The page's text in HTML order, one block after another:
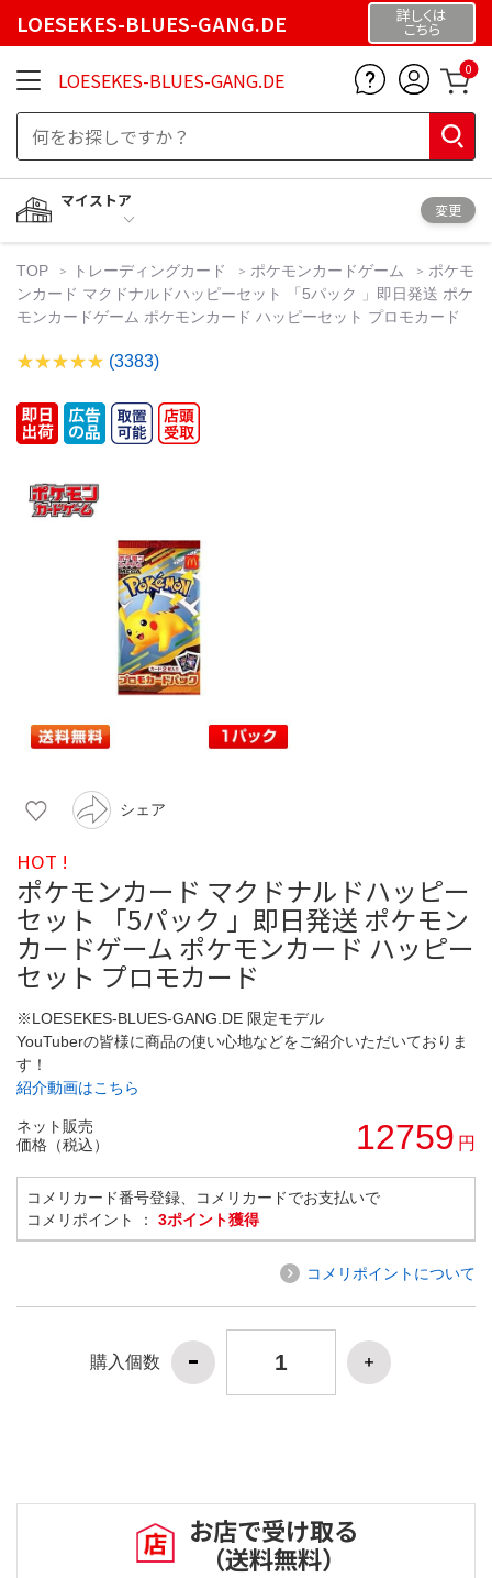
LOESEKES-BLUES-GANG.DE 詳しくは
こちら
LOESEKES-BLUES-GANG.DE 0
マイストア
変更
TOP トレーディングカード ポケモンカードゲーム
ポケモ
ンカード マクドナルドハッピーセット 「5パック 」即日発送 ポケ
モンカードゲーム ポケモンカード ハッピーセット プロモカード
(3383)
シェア
HOT !
ポケモンカード マクドナルドハッピー
セット 「5パック 」即日発送 ポケモン
カードゲーム ポケモンカード ハッピー
セット プロモカード
※LOESEKES-BLUES-GANG.DE 限定モデル
YouTuberの皆様に商品の使い心地などをご紹介いただいておりま
す！
紹介動画はこちら
ネット販売
価格（税込）
12759 円
コメリカード番号登録、コメリカードでお支払いで
コメリポイント ： 3ポイント獲得
コメリポイントについて
購入個数
お店で受け取る
（送料無料）